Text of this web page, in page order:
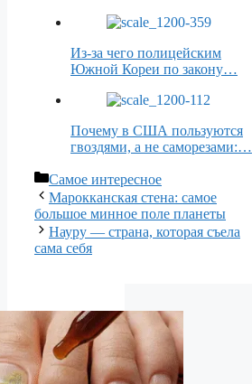
Из-за чего полицейским
Южной Кореи по закону…
Почему в США пользуются
гвоздями, а не саморезами:…
Рубрики
Самое интересное
Марокканская стена: самое
большое минное поле планеты
Науру — страна, которая съела
сама себя